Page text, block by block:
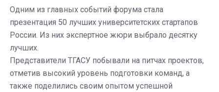
Одним из главных событий форума стала
презентация 50 лучших университетских стартапов
России. Из них экспертное жюри выбрало десятку
лучших.
Представители ТГАСУ побывали на питчах проектов,
отметив высокий уровень подготовки команд, а
также поделились своим опытом успешной